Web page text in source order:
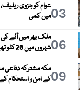
03عوام کو جزوی
میں کمی
06ملک بھر میں آٹے
شہروں میں 20 کلو تھیلا 100 روپے تک مہنگا
09مکہ مشترکہ
کے امن و استحکام